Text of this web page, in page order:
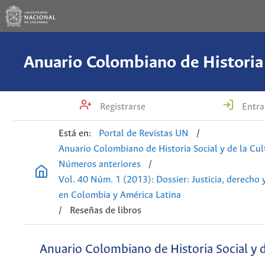
Registrarse
Está en: Portal de Revistas UN
/
Anuario Colombiano de Historia Social y de la
Números anteriores
/
Vol. 40 Núm. 1 (2013): Dossier: Justicia, derecho
en Colombia y América Latina
/
Reseñas de libros
Anuario Colombiano de Historia Social y